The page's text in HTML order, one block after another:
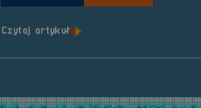
Czytaj artykuło tytule Mikro Orchestra